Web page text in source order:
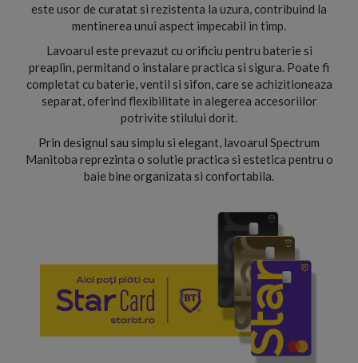
este usor de curatat si rezistenta la uzura, contribuind la
mentinerea unui aspect impecabil in timp.
Lavoarul este prevazut cu orificiu pentru baterie si
preaplin, permitand o instalare practica si sigura. Poate fi
completat cu baterie, ventil si sifon, care se achizitioneaza
separat, oferind flexibilitate in alegerea accesoriilor
potrivite stilului dorit.
Prin designul sau simplu si elegant, lavoarul Spectrum
Manitoba reprezinta o solutie practica si estetica pentru o
baie bine organizata si confortabila.